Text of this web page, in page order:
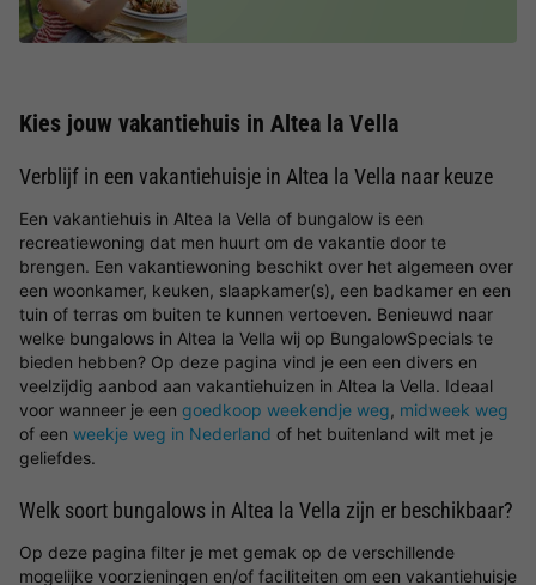
Kies jouw vakantiehuis in Altea la Vella
Verblijf in een vakantiehuisje in Altea la Vella naar keuze
Een vakantiehuis in Altea la Vella of bungalow is een
recreatiewoning dat men huurt om de vakantie door te
brengen. Een vakantiewoning beschikt over het algemeen over
een woonkamer, keuken, slaapkamer(s), een badkamer en een
tuin of terras om buiten te kunnen vertoeven. Benieuwd naar
welke bungalows in Altea la Vella wij op BungalowSpecials te
bieden hebben? Op deze pagina vind je een een divers en
veelzijdig aanbod aan vakantiehuizen in Altea la Vella. Ideaal
voor wanneer je een goedkoop weekendje weg, midweek weg
of een weekje weg in Nederland of het buitenland wilt met je
geliefdes.
Welk soort bungalows in Altea la Vella zijn er beschikbaar?
Op deze pagina filter je met gemak op de verschillende
mogelijke voorzieningen en/of faciliteiten om een vakantiehuisje